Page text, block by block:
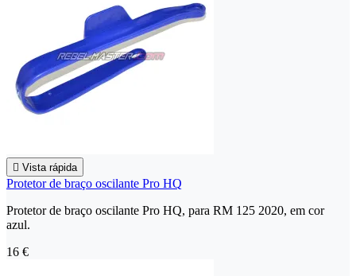
 Vista rápida
Protetor de braço oscilante Pro HQ
Protetor de braço oscilante Pro HQ, para RM 125 2020, em cor
azul.
16 €